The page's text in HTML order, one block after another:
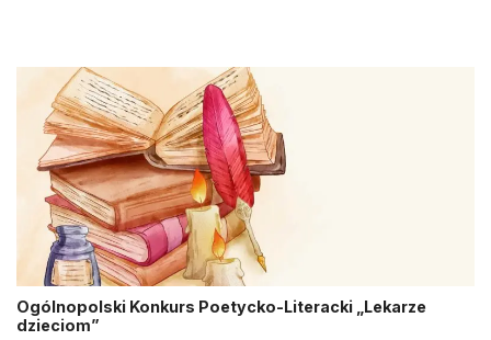
Ogólnopolski Konkurs Poetycko-Literacki „Lekarze
dzieciom”